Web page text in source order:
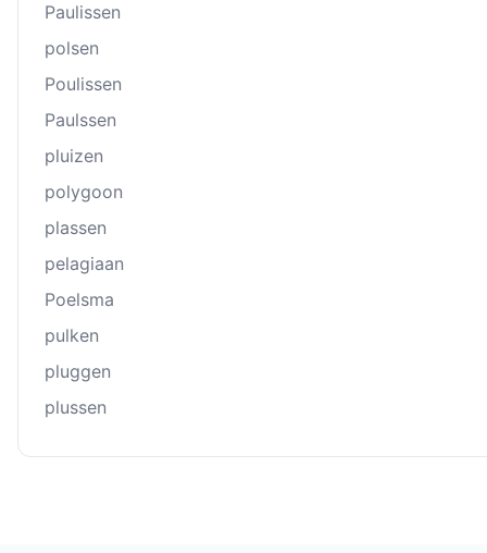
Paulissen
polsen
Poulissen
Paulssen
pluizen
polygoon
plassen
pelagiaan
Poelsma
pulken
pluggen
plussen